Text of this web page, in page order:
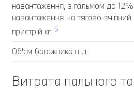
навантаження, з гальмом до 12%
навантаження на тягово-зчіпний
пристрій кг. 5
Об'єм багажника в л
Витрата пального